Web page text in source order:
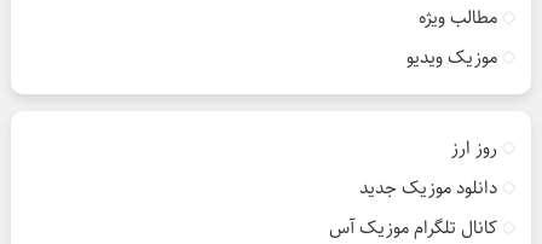
مطالب ویژه
موزیک ویدیو
روز ارز
دانلود موزیک جدید
کانال تلگرام موزیک آس